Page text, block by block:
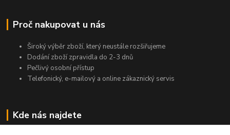
Proč nakupovat u nás
Široký výběr zboží, který neustále rozšiřujeme
Dodání zboží zpravidla do 2-3 dnů
Pečlivý osobní přístup
Telefonický, e-mailový a online zákaznický servis
Kde nás najdete